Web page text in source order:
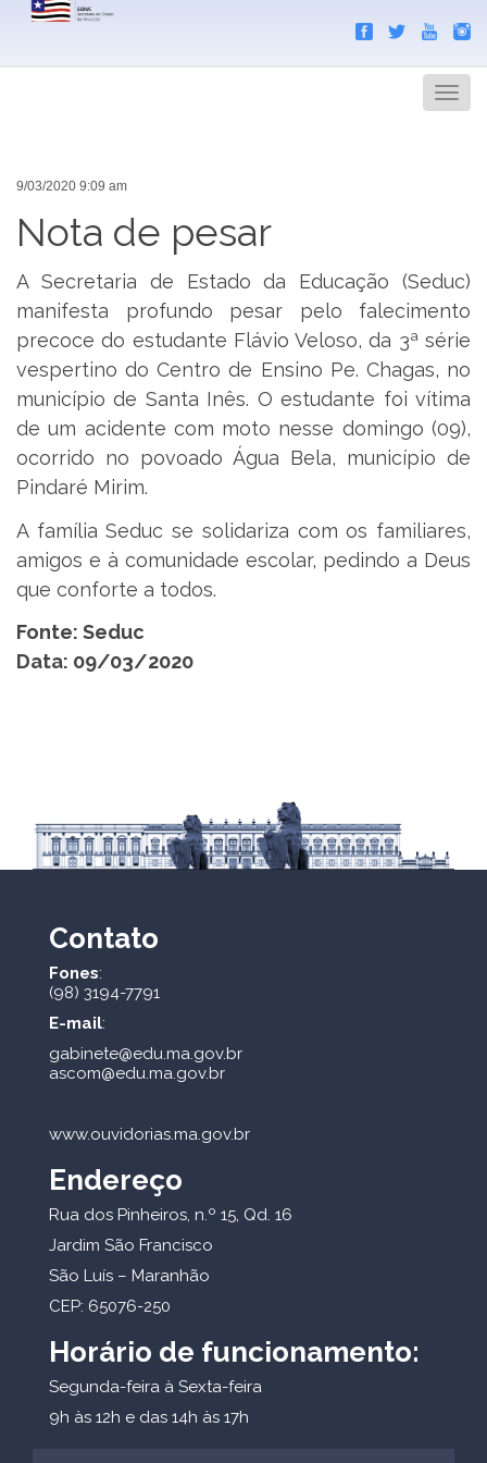
Menu
9/03/2020 9:09 am
Nota de pesar
A Secretaria de Estado da Educação (Seduc)
manifesta profundo pesar pelo falecimento
precoce do estudante Flávio Veloso, da 3ª série
vespertino do Centro de Ensino Pe. Chagas, no
município de Santa Inês. O estudante foi vítima
de um acidente com moto nesse domingo (09),
ocorrido no povoado Água Bela, município de
Pindaré Mirim.
A família Seduc se solidariza com os familiares,
amigos e à comunidade escolar, pedindo a Deus
que conforte a todos.
Fonte: Seduc
Data: 09/03/2020
Contato
Fones:
(98) 3194-7791
E-mail:
gabinete@edu.ma.gov.br
ascom@edu.ma.gov.br
www.ouvidorias.ma.gov.br
Endereço
Rua dos Pinheiros, n.º 15, Qd. 16
Jardim São Francisco
São Luís – Maranhão
CEP: 65076-250
Horário de funcionamento:
Segunda-feira à Sexta-feira
9h às 12h e das 14h às 17h